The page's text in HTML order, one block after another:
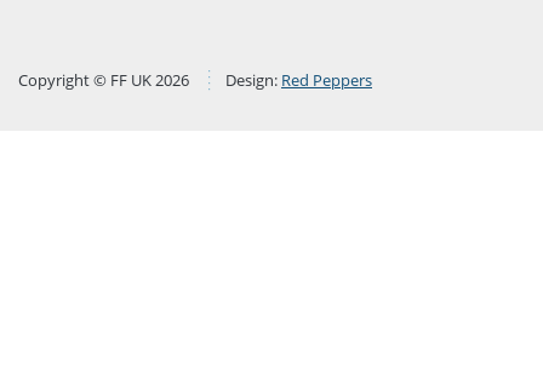
Copyright © FF UK 2026 Design: Red Peppers